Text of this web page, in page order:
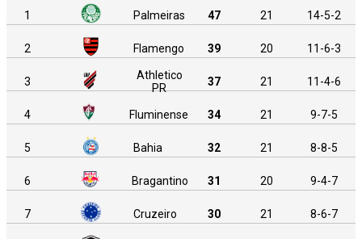
1 Palmeiras 47 21 14-5-2
2 Flamengo 39 20 11-6-3
3
Athletico
PR
37 21 11-4-6
4 Fluminense 34 21 9-7-5
5 Bahia 32 21 8-8-5
6 Bragantino 31 20 9-4-7
7 Cruzeiro 30 21 8-6-7